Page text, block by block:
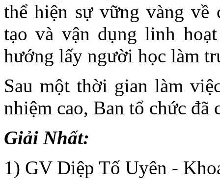
thể hiện sự vững vàng về
tạo và vận dụng linh
hướng lấy người học làm
Sau một thời gian làm
nhiệm cao, Ban tổ chức đã
Giải Nhất:
1) GV Diệp Tố Uyên -